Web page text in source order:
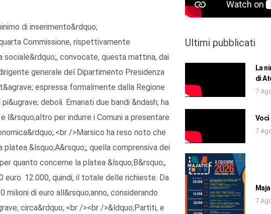
di inserimento&rdquo;
Commissione, rispettivamente
sociale&rdquo;, convocate, questa mattina, dai
generale del Dipartimento Presidenza
espressa formalmente dalla Regione
deboli. Emanati due bandi &ndash; ha
l&rsquo;altro per indurre i Comuni a presentare
/>Marsico ha reso noto che
&lsquo;A&rsquo;, quella comprensiva dei
quanto concerne la platea &lsquo;B&rsquo;,
12.000, quindi, il totale delle richieste. Da
di euro all&rsquo;anno, considerando
circa&rdquo;.<br /><br />&ldquo;Partiti, e
Ultimi pubblicati
La
di
7
Voci
7
7